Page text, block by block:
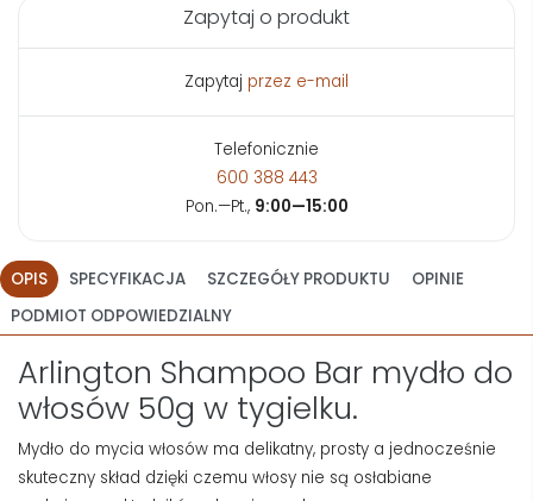
Zapytaj o produkt
Zapytaj przez e-mail
Telefonicznie
600 388 443
Pon.—Pt., 9:00—15:00
OPIS SPECYFIKACJA SZCZEGÓŁY PRODUKTU
OPINIE
PODMIOT ODPOWIEDZIALNY
Arlington Shampoo Bar mydło do
włosów 50g w tygielku.
Mydło do mycia włosów ma delikatny, prosty a jednocześnie
skuteczny skład dzięki czemu włosy nie są osłabiane